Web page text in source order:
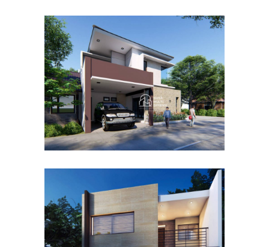
Desain Rumah Hook
Alternatif di Cibubur
DESAIN RUMAH TERBAIK
Desain Rumah Taman
Mutiara di Cibinong Bogor
DESAIN RUMAH TERBAIK